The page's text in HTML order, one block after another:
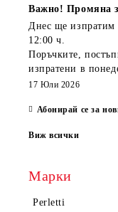
Важно! Промяна
Днес ще
12:00 ч.
Поръчките,
изпратени в
17 Юли 2026
Абонирай се за
Виж всички
Марки
Perletti